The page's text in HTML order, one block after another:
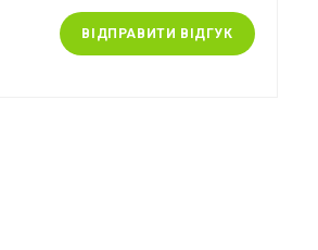
ВІДПРАВИТИ ВІДГУК